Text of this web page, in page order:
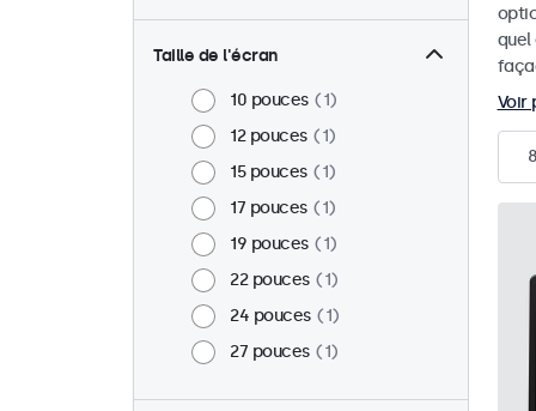
Taille de l'écran
10 pouces
1
12 pouces
1
15 pouces
1
17 pouces
1
19 pouces
1
22 pouces
1
24 pouces
1
27 pouces
1
quel
Voir
8